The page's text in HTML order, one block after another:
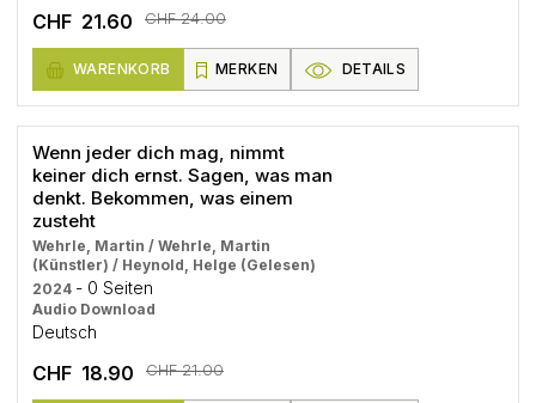
CHF 21.60 CHF 24.00
WARENKORB MERKEN DETAILS
Wenn jeder dich mag, nimmt
keiner dich ernst. Sagen, was man
denkt. Bekommen, was einem
zusteht
Wehrle, Martin / Wehrle, Martin
(Künstler) / Heynold, Helge (Gelesen)
2024 - 0 Seiten
Audio Download
Deutsch
CHF 18.90 CHF 21.00